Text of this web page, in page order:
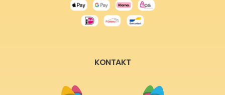
KONTAKT